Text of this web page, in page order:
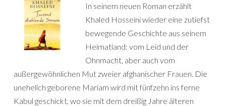
In seinem neuen Roman erzählt
Khaled Hosseini wieder eine zutiefst
bewegende Geschichte aus seinem
Heimatland: vom Leid und der
Ohnmacht, aber auch vom
außergewöhnlichen Mut zweier afghanischer Frauen. Die
unehelich geborene Mariam wird mit fünfzehn ins ferne
Kabul geschickt, wo sie mit dem dreißig Jahre älteren